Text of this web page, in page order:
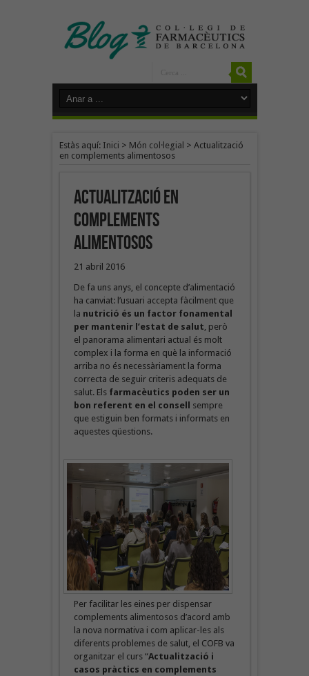
Estàs aquí: Inici > Món col·legial > Actualització
en complements alimentosos
Actualització en
complements
alimentosos
21 abril 2016
De fa uns anys, el concepte d’alimentació
ha canviat: l’usuari accepta fàcilment que
la nutrició és un factor fonamental
per mantenir l’estat de salut , però
el panorama alimentari actual és molt
complex i la forma en què la informació
arriba no és necessàriament la forma
correcta de seguir criteris adequats de
salut. Els farmacèutics poden ser un
bon referent en el consell
sempre
que estiguin ben formats i informats en
aquestes qüestions.
Per facilitar les eines per dispensar
complements alimentosos d’acord amb
la nova normativa i com aplicar-les als
diferents problemes de salut, el COFB va
organitzar el curs “Actualització i
casos pràctics en complements